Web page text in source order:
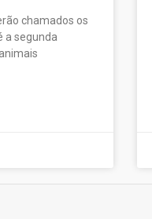
chamados os
a segunda